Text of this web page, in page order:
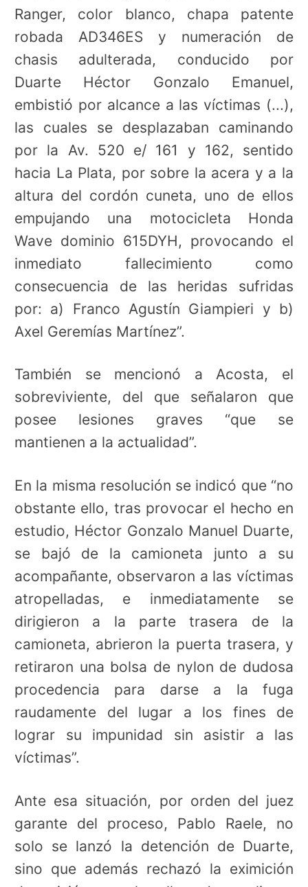
Ranger, color blanco, chapa patente
robada AD346ES y numeración de
chasis adulterada, conducido por
Duarte Héctor Gonzalo Emanuel,
embistió por alcance a las víctimas (...),
las cuales se desplazaban caminando
por la Av. 520 e/ 161 y 162, sentido
hacia La Plata, por sobre la acera y a la
altura del cordón cuneta, uno de ellos
empujando una motocicleta Honda
Wave dominio 615DYH, provocando el
inmediato fallecimiento como
consecuencia de las heridas sufridas
por: a) Franco Agustín Giampieri y b)
Axel Geremías Martínez”.
También se mencionó a Acosta, el
sobreviviente, del que señalaron que
posee lesiones graves “que se
mantienen a la actualidad”.
En la misma resolución se indicó que “no
obstante ello, tras provocar el hecho en
estudio, Héctor Gonzalo Manuel Duarte,
se bajó de la camioneta junto a su
acompañante, observaron a las víctimas
atropelladas, e inmediatamente se
dirigieron a la parte trasera de la
camioneta, abrieron la puerta trasera, y
retiraron una bolsa de nylon de dudosa
procedencia para darse a la fuga
raudamente del lugar a los fines de
lograr su impunidad sin asistir a las
víctimas”.
Ante esa situación, por orden del juez
garante del proceso, Pablo Raele, no
solo se lanzó la detención de Duarte,
sino que además rechazó la eximición